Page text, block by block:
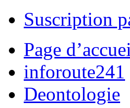
Suscription
Page
inforoute241
Deontologie